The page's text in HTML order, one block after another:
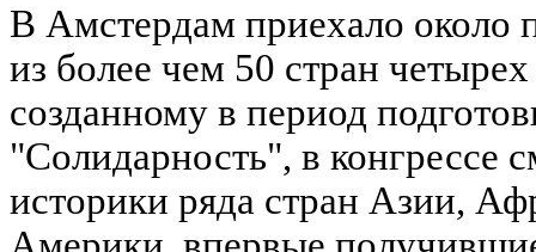
В Амстердам приехало около
из более чем 50 стран
созданному в период
"Солидарность", в конгрессе
историки ряда стран Азии,